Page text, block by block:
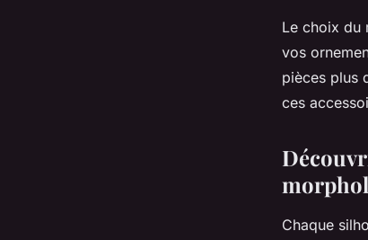
Le choix du
vos
pièces plus
ces
Chaque